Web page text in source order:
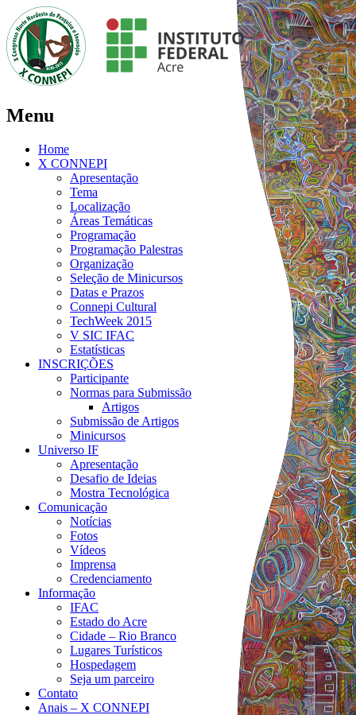
Menu
Home
X CONNEPI
Apresentação
Tema
Localização
Áreas Temáticas
Programação
Programação Palestras
Organização
Seleção de Minicursos
Datas e Prazos
Connepi Cultural
TechWeek 2015
V SIC IFAC
Estatísticas
INSCRIÇÕES
Participante
Normas para Submissão
Artigos
Submissão de Artigos
Minicursos
Universo IF
Apresentação
Desafio de Ideias
Mostra Tecnológica
Comunicação
Notícias
Fotos
Vídeos
Imprensa
Credenciamento
Informação
IFAC
Estado do Acre
Cidade – Rio Branco
Lugares Turísticos
Hospedagem
Seja um parceiro
Contato
Anais – X CONNEPI